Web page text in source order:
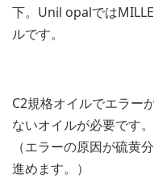
下。Unil opalでは
ルです。
C2規格オイルでエラー
ないオイルが必要です。
（エラーの原因が硫黄
進めます。）